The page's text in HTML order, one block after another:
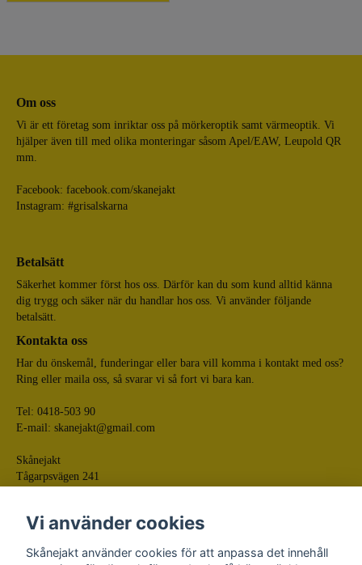
Om oss
Vi är ett företag som inriktar oss på mörkeroptik samt värmeoptik. Vi
hjälper även till med olika monteringar såsom Apel/EAW, Leupold QR
mm.
Facebook: facebook.com/skanejakt
Instagram: #grisalskarna
Betalsätt
Säkerhet kommer först hos oss. Därför kan du som kund alltid känna
dig trygg och säker när du handlar hos oss. Vi använder följande
betalsätt.
Kontakta oss
Har du önskemål, funderingar eller bara vill komma i kontakt med oss?
Ring eller maila oss, så svarar vi så fort vi bara kan.
Tel: 0418-503 90
E-mail: skanejakt@gmail.com
Skånejakt
Tågarpsvägen 241
Vi använder cookies
Skånejakt använder cookies för att anpassa det innehåll